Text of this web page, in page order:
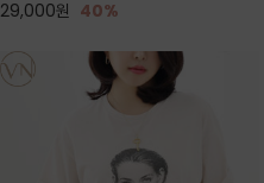
29,000원 40%